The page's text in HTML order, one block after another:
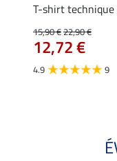
T-shirt technique
15,90 €22,90 €
12,72 €
4.9 9